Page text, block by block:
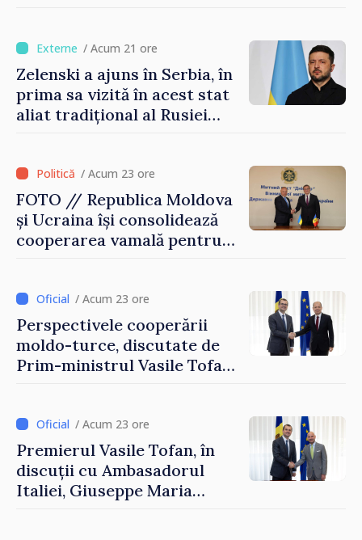
/ Acum 21 ore
Zelenski a ajuns în Serbia, în
prima sa vizită în acest stat
aliat tradițional al Rusiei
/ Acum 23 ore
FOTO // Republica Moldova
și Ucraina își consolidează
cooperarea vamală pentru
Reuniune la Moghiliov-
Podolsk
/ Acum 23 ore
Perspectivele cooperării
moldo-turce, discutate de
Prim-ministrul Vasile Tofan
/ Acum 23 ore
Premierul Vasile Tofan, în
discuții cu Ambasadorul
Italiei, Giuseppe Maria